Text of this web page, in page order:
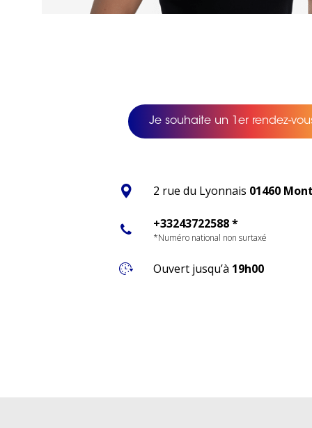
Je souhaite un 1er rendez-
2 rue du Lyonnais 01460
+33243722588 *
*Numéro national non surtaxé
Ouvert jusqu’à 19h00